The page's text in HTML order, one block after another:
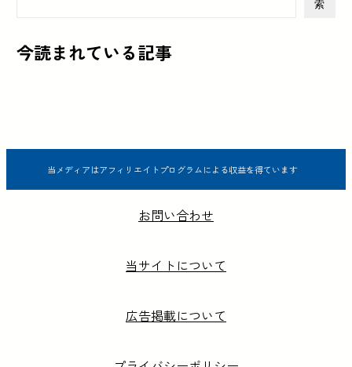
索
今読まれている記事
当メディアはアフィリエイトプログラムによる収益を得ています
お問い合わせ
当サイトについて
広告掲載について